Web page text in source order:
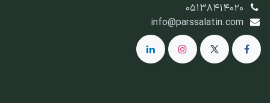
05138414020
info@parssalatin.com